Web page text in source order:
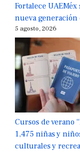
Fortalece
nueva
5 agosto, 2026
Cursos de verano
1,475 niñas y
culturales y